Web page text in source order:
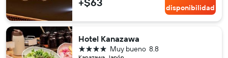
disponibilidad
Hotel Kanazawa
8.8
Muy bueno
4 estrellas